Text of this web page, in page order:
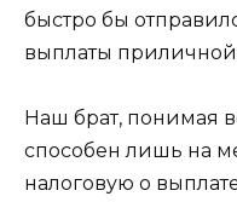
быстро бы
выплаты
Наш брат, понимая
способен лишь на
налоговую о